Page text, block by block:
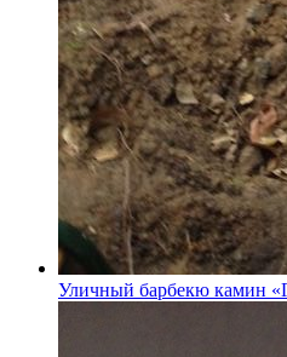
Уличный барбекю камин